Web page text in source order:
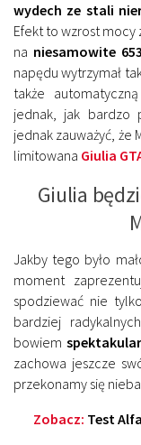
wydech ze stali
Efekt to wzrost mocy
na niesamowite
napędu wytrzymał
także
jednak, jak bardzo
jednak zauważyć, że
limitowana Giulia
Giulia
Jakby tego było
moment
spodziewać nie tylko
bardziej
bowiem
zachowa jeszcze
przekonamy się
Zobacz: Test